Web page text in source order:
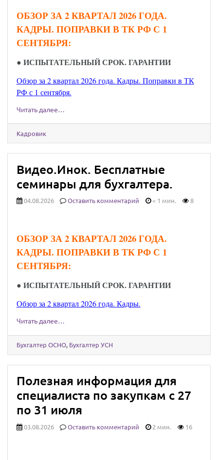
ОБЗОР ЗА 2 КВАРТАЛ 2026 ГОДА.
КАДРЫ. ПОПРАВКИ В ТК РФ С 1
СЕНТЯБРЯ:
● ИСПЫТАТЕЛЬНЫЙ СРОК. ГАРАНТИИ
Обзор за 2 квартал 2026 года. Кадры. Поправки в ТК
РФ с 1 сентября.
Читать далее…
Кадровик
Видео.Инок. Бесплатные
семинары для бухгалтера.
04.08.2026 Оставить комментарий < 1 мин. 8
ОБЗОР ЗА 2 КВАРТАЛ 2026 ГОДА.
КАДРЫ. ПОПРАВКИ В ТК РФ С 1
СЕНТЯБРЯ:
● ИСПЫТАТЕЛЬНЫЙ СРОК. ГАРАНТИИ
Обзор за 2 квартал 2026 года. Кадры.
Читать далее…
Бухгалтер ОСНО, Бухгалтер УСН
Полезная информация для
специалиста по закупкам с 27
по 31 июля
03.08.2026 Оставить комментарий 2 мин. 16